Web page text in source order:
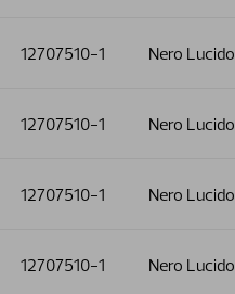
12707510-1 Nero Lucido
12707510-1 Nero Lucido
12707510-1 Nero Lucido
12707510-1 Nero Lucido